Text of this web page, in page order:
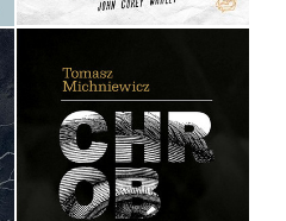
CHROBOT